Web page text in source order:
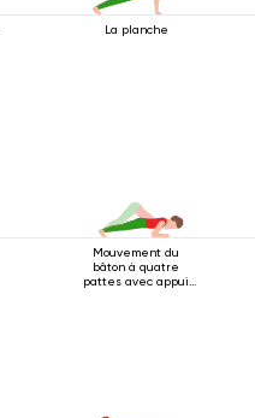
La planche
Mouvement du
bâton à quatre
pattes avec appui